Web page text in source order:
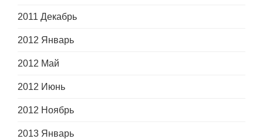
2011 Декабрь
2012 Январь
2012 Май
2012 Июнь
2012 Ноябрь
2013 Январь